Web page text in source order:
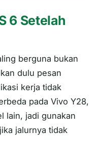
6 Setelah
berguna bukan
dulu pesan
kerja tidak
pada Vivo Y28,
lain, jadi gunakan
jalurnya tidak